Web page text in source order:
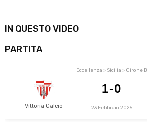
IN QUESTO VIDEO
PARTITA
Eccellenza > Sicilia > Girone B
Vittoria Calcio
1-0
23 Febbraio 2025